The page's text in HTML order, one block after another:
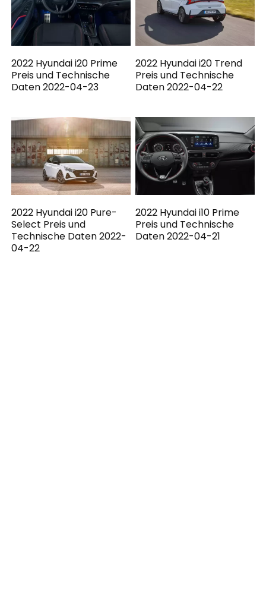
2022 Hyundai i20 Prime
Preis und Technische
Daten 2022-04-23
2022 Hyundai i20 Trend
Preis und Technische
Daten 2022-04-22
2022 Hyundai i20 Pure-
Select Preis und
Technische Daten 2022-
04-22
2022 Hyundai i10 Prime
Preis und Technische
Daten 2022-04-21